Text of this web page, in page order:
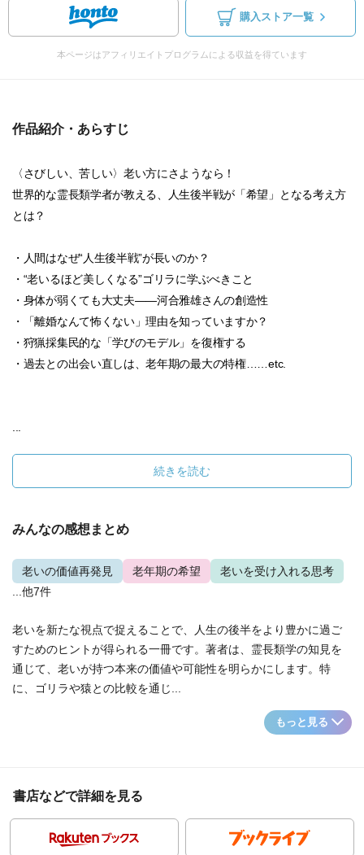
購入ストア一覧
本ページはアフィリエイトプログラムによる収益を得ています
作品紹介・あらすじ
〈さびしい、苦しい〉老い方にさようなら！
世界的な霊長類学者が教える、人生後半戦が「希望」となる考え方
とは？
・人間はなぜ“人生後半戦”が長いのか？
・“老いるほど美しくなる”ゴリラに学ぶべきこと
・身体が弱くても大丈夫――河合雅雄さんの創造性
・「離婚なんて怖くない」理由を知っていますか？
・狩猟採集民的な「学びのモデル」を復権する
・過去との出会い直しは、老年期の最大の特権……etc.
続きを読む
みんなの感想まとめ
老いの価値再発見 老年期の希望
老いを受け入れる思考
...他7件
老いを新たな視点で捉えることで、人生の後半をより豊かに過ご
すためのヒントが得られる一冊です。著者は、霊長類学の知見を
通じて、老いが持つ本来の価値や可能性を明らかにします。特
に、ゴリラや猿との比較を通じ...
もっと見る
書店などで詳細を見る